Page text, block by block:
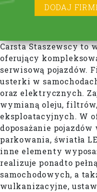
DODAJ
Carsta Staszewscy to
oferujący
serwisową pojazdów.
usterki w
oraz elektrycznych.
wymianą oleju,
eksploatacyjnych. W
doposażanie
parkowania, światła
inne elementy
realizuje ponadto
samochodowych, a
wulkanizacyjne,